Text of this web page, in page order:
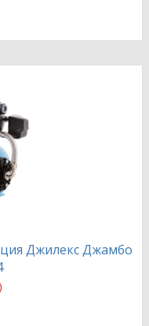
Джилекс Джамбо